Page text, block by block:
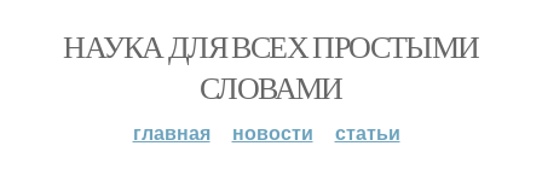
НАУКА ДЛЯ ВСЕХ ПРОСТЫМИ
СЛОВАМИ
главная новости статьи